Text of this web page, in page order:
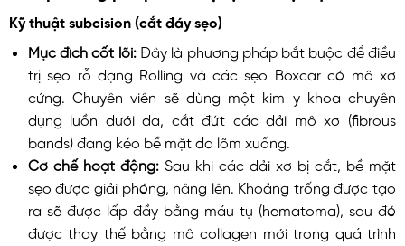
Kỹ thuật subcision (cắt đáy sẹo)
Mục đích cốt lõi: Đây là phương pháp bắt buộc để điều
trị sẹo rỗ dạng Rolling và các sẹo Boxcar có mô xơ
cứng. Chuyên viên sẽ dùng một kim y khoa chuyên
dụng luồn dưới da, cắt đứt các dải mô xơ (fibrous
bands) đang kéo bề mặt da lõm xuống.
Cơ chế hoạt động: Sau khi các dải xơ bị cắt, bề mặt
sẹo được giải phóng, nâng lên. Khoảng trống được tạo
ra sẽ được lấp đầy bằng máu tụ (hematoma), sau đó
được thay thế bằng mô collagen mới trong quá trình